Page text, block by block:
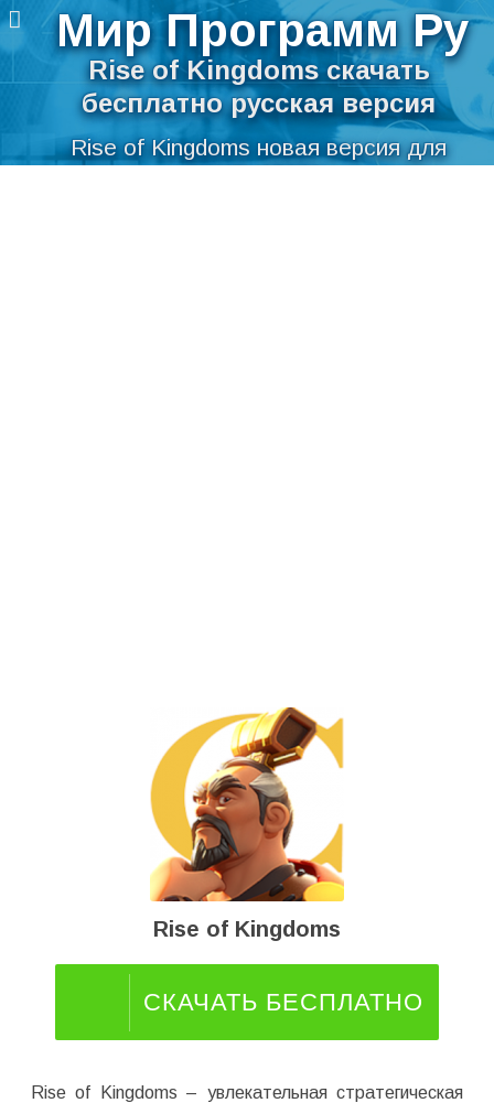
Мир Программ Ру
Rise of Kingdoms скачать
бесплатно русская версия
Rise of Kingdoms новая версия для
компьютера
Rise of Kingdoms
СКАЧАТЬ БЕСПЛАТНО
Rise of Kingdoms – увлекательная стратегическая